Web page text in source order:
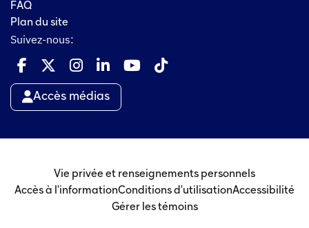
FAQ
Plan du site
Suivez-nous:
Accès médias
Vie privée et renseignements personnels
Accès à l'informationConditions d'utilisationAccessibilité
Gérer les témoins